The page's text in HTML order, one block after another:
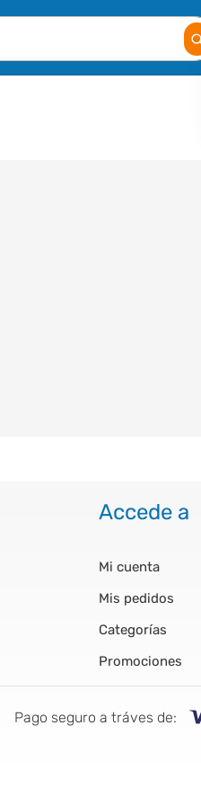
Accede a
Mi cuenta
Mis pedidos
Categorías
Promociones
Pago seguro a tráves de: